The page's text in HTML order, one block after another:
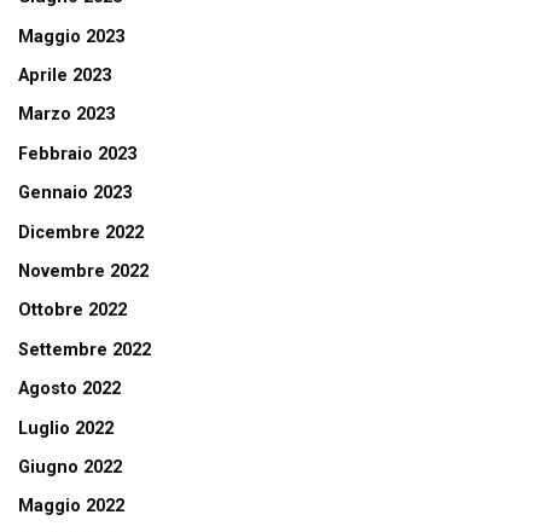
Maggio 2023
Aprile 2023
Marzo 2023
Febbraio 2023
Gennaio 2023
Dicembre 2022
Novembre 2022
Ottobre 2022
Settembre 2022
Agosto 2022
Luglio 2022
Giugno 2022
Maggio 2022